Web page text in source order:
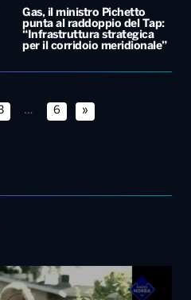
Gas, il ministro Pichetto
punta al raddoppio del Tap:
“Infrastruttura strategica
per il corridoio meridionale”
… 6 »